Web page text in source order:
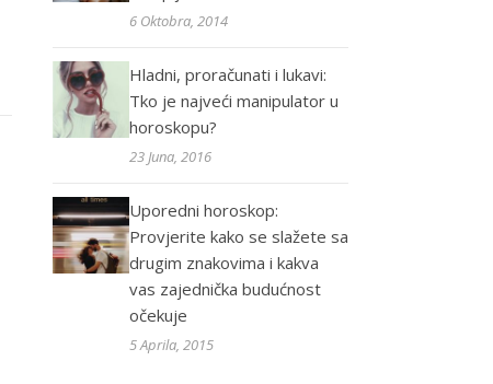
6 Oktobra, 2014
Hladni, proračunati i lukavi:
Tko je najveći manipulator u
horoskopu?
23 Juna, 2016
Uporedni horoskop:
Provjerite kako se slažete sa
drugim znakovima i kakva
vas zajednička budućnost
očekuje
5 Aprila, 2015